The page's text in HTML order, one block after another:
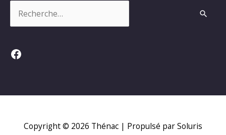
Facebook
Copyright © 2026 Thénac | Propulsé par Soluris